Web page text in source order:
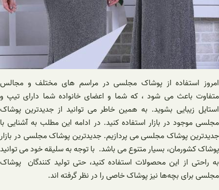
امروز استفاده از پوشاک مجلسی در مراسم های مختلف و مجالس
متفاوت باعث می شود ، که شما و اعضای خانواده شما دارای تیپ و
استایل زیبایی بشوید. به همین خاطر می توانید از جدیدترین پوشاک
مجلسی موجود در بازار استفاده کنید. در ادامه این مطلب به آشنایی با
جدیدترین پوشاک مجلسی می پردازیم. جدیدترین پوشاک مجلسی در بازار
پوشاک کشورمان، بسیار متنوع می باشد. با توجه به سلیقه خود می توانید
به راحتی از این محصولات استفاده کنید، حتی تولید کنندگان پوشاک
مجلسی برای بچه‌ها نیز پوشاک خاصی را در نظر گرفته اند.